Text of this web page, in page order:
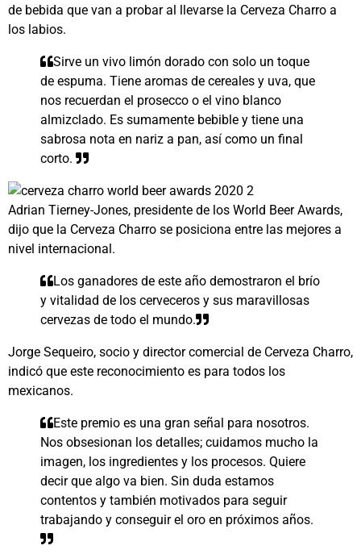
de bebida que van a probar al llevarse la Cerveza Charro a
los labios.
Sirve un vivo limón dorado con solo un toque
de espuma. Tiene aromas de cereales y uva, que
nos recuerdan el prosecco o el vino blanco
almizclado. Es sumamente bebible y tiene una
sabrosa nota en nariz a pan, así como un final
corto.
Adrian Tierney-Jones, presidente de los World Beer Awards,
dijo que la Cerveza Charro se posiciona entre las mejores a
nivel internacional.
Los ganadores de este año demostraron el brío
y vitalidad de los cerveceros y sus maravillosas
cervezas de todo el mundo.
Jorge Sequeiro, socio y director comercial de Cerveza Charro,
indicó que este reconocimiento es para todos los
mexicanos.
Este premio es una gran señal para nosotros.
Nos obsesionan los detalles; cuidamos mucho la
imagen, los ingredientes y los procesos. Quiere
decir que algo va bien. Sin duda estamos
contentos y también motivados para seguir
trabajando y conseguir el oro en próximos años.